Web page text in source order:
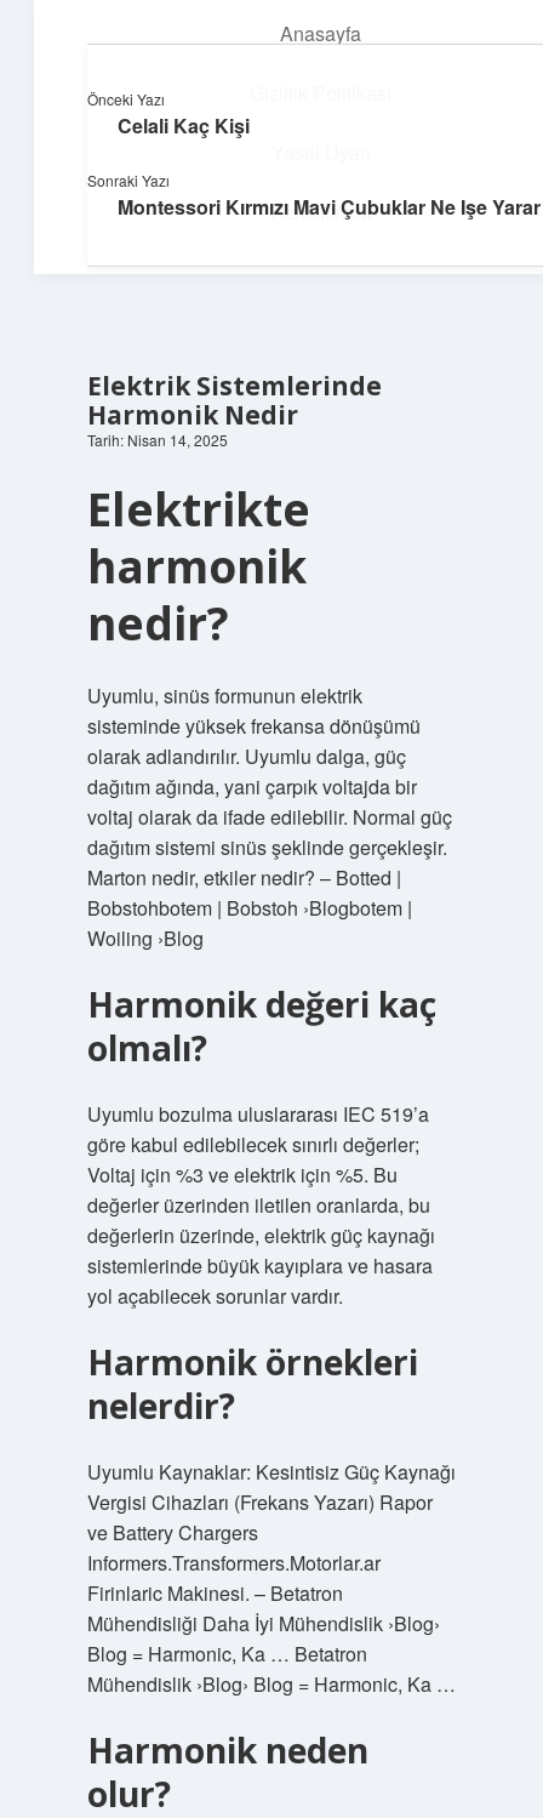
Anasayfa
Hakkımızda
Pratik Çözüm Rehberi
Hayatını kolaylaştıran zekice fikirler!
Elektrik Sistemlerinde
Harmonik Nedir
Tarih: Nisan 14, 2025
Elektrikte
harmonik
nedir?
Uyumlu, sinüs formunun elektrik
sisteminde yüksek frekansa dönüşümü
olarak adlandırılır. Uyumlu dalga, güç
dağıtım ağında, yani çarpık voltajda bir
voltaj olarak da ifade edilebilir. Normal güç
dağıtım sistemi sinüs şeklinde gerçekleşir.
Marton nedir, etkiler nedir? – Botted |
Bobstohbotem | Bobstoh ›Blogbotem |
Woiling ›Blog
Harmonik değeri kaç
olmalı?
Uyumlu bozulma uluslararası IEC 519’a
göre kabul edilebilecek sınırlı değerler;
Voltaj için %3 ve elektrik için %5. Bu
değerler üzerinden iletilen oranlarda, bu
değerlerin üzerinde, elektrik güç kaynağı
sistemlerinde büyük kayıplara ve hasara
yol açabilecek sorunlar vardır.
Harmonik örnekleri
nelerdir?
Uyumlu Kaynaklar: Kesintisiz Güç Kaynağı
Vergisi Cihazları (Frekans Yazarı) Rapor
ve Battery Chargers
Informers.Transformers.Motorlar.ar
Firinlaric Makinesi. – Betatron
Mühendisliği Daha İyi Mühendislik ›Blog›
Blog = Harmonic, Ka … Betatron
Mühendislik ›Blog› Blog = Harmonic, Ka …
Harmonik neden
olur?
Önceki Yazı
Celali Kaç Kişi
Sonraki Yazı
Montessori Kırmızı Mavi Çubuklar Ne Işe Yarar